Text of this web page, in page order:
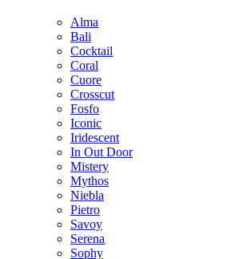
Alma
Bali
Cocktail
Coral
Cuore
Crosscut
Fosfo
Iconic
Iridescent
In Out Door
Mistery
Mythos
Niebla
Pietro
Savoy
Serena
Sophy